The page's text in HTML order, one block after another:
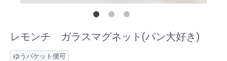
レモンチ ガラスマグネット(パン大好き)
ゆうパケット便可